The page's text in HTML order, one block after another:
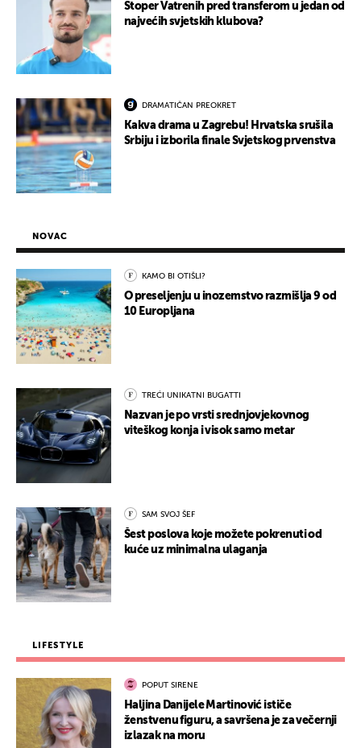
Stoper Vatrenih pred transferom u jedan od
najvećih svjetskih klubova?
DRAMATIČAN PREOKRET
Kakva drama u Zagrebu! Hrvatska srušila
Srbiju i izborila finale Svjetskog prvenstva
NOVAC
KAMO BI OTIŠLI?
O preseljenju u inozemstvo razmišlja 9 od
10 Europljana
TREĆI UNIKATNI BUGATTI
Nazvan je po vrsti srednjovjekovnog
viteškog konja i visok samo metar
SAM SVOJ ŠEF
Šest poslova koje možete pokrenuti od
kuće uz minimalna ulaganja
LIFESTYLE
POPUT SIRENE
Haljina Danijele Martinović ističe
ženstvenu figuru, a savršena je za večernji
izlazak na moru